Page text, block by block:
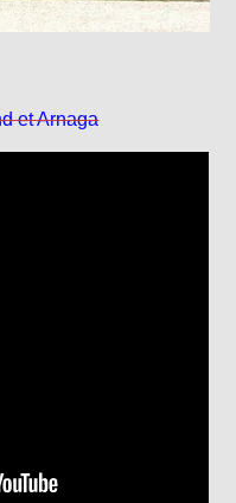
et Arnaga